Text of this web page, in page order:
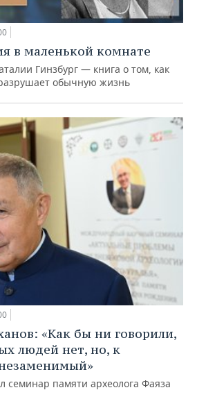
в маленькой комнате
Гинзбург — книга о том, как
обычную жизнь
«Как бы ни говорили,
людей нет, но, к
семинар памяти археолога Фаяза